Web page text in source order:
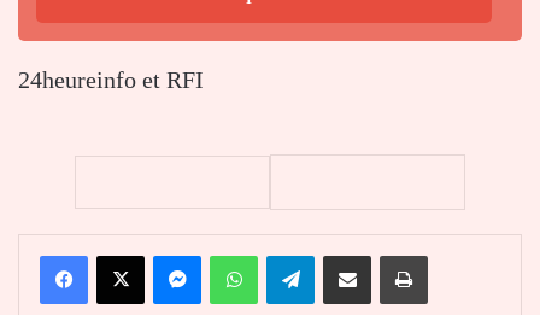
24heureinfo et RFI
FacebookX MessengerWhatsAppTelegramPartager par email Imprimer